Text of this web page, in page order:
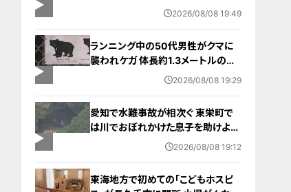
ポーツの楽しさ伝える 名古屋・緑区
2026/08/08 19:49
ランニング中の50代男性がクマに
襲われケガ 体長約1.3メートルのツ
キノワグマに腕や足をかまれる 「つ
岐阜・高山市
2026/08/08 19:29
愛知で水難事故が相次ぐ 東栄町で
は川でおぼれかけた息子を助けよう
とし父親が心肺停止の状態で搬送
2026/08/08 19:12
東海地方で初めての「こどもホスピ